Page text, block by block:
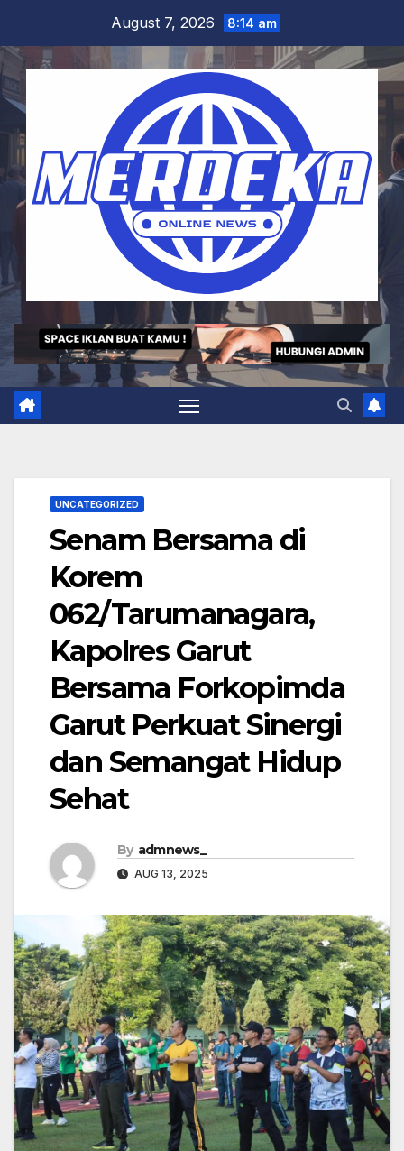
content
August 7, 2026 8:14 am
UNCATEGORIZED
Senam Bersama di
Korem
062/Tarumanagara,
Kapolres Garut
Bersama Forkopimda
Garut Perkuat Sinergi
dan Semangat Hidup
Sehat
By admnews_
AUG 13, 2025